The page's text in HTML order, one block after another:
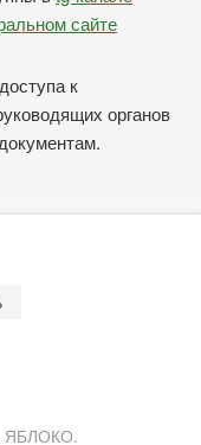
сайте
к
органов
ЯБЛОКО.